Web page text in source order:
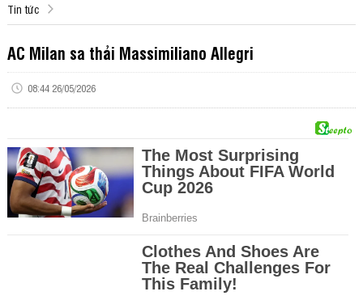
Tin tức
AC Milan sa thải Massimiliano Allegri
08:44 26/05/2026